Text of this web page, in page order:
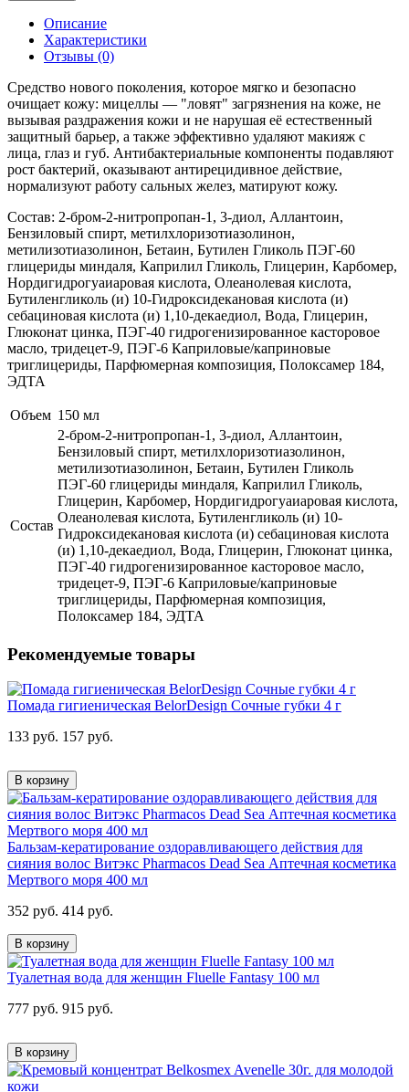
Описание
Характеристики
Отзывы (0)
Средство нового поколения, которое мягко и безопасно
очищает кожу: мицеллы — "ловят" загрязнения на коже, не
вызывая раздражения кожи и не нарушая её естественный
защитный барьер, а также эффективно удаляют макияж с
лица, глаз и губ. Антибактериальные компоненты подавляют
рост бактерий, оказывают антирецидивное действие,
нормализуют работу сальных желез, матируют кожу.
Состав: 2-бром-2-нитропропан-1, 3-диол, Аллантоин,
Бензиловый спирт, метилхлоризотиазолинон,
метилизотиазолинон, Бетаин, Бутилен Гликоль ПЭГ-60
глицериды миндаля, Каприлил Гликоль, Глицерин, Карбомер,
Нордигидрогуаиаровая кислота, Олеанолевая кислота,
Бутиленгликоль (и) 10-Гидроксидекановая кислота (и)
себациновая кислота (и) 1,10-декаедиол, Вода, Глицерин,
Глюконат цинка, ПЭГ-40 гидрогенизированное касторовое
масло, тридецет-9, ПЭГ-6 Каприловые/каприновые
триглицериды, Парфюмерная композиция, Полоксамер 184,
ЭДТА
Объем 150 мл
Состав
2-бром-2-нитропропан-1, 3-диол, Аллантоин,
Бензиловый спирт, метилхлоризотиазолинон,
метилизотиазолинон, Бетаин, Бутилен Гликоль
ПЭГ-60 глицериды миндаля, Каприлил Гликоль,
Глицерин, Карбомер, Нордигидрогуаиаровая кислота,
Олеанолевая кислота, Бутиленгликоль (и) 10-
Гидроксидекановая кислота (и) себациновая кислота
(и) 1,10-декаедиол, Вода, Глицерин, Глюконат цинка,
ПЭГ-40 гидрогенизированное касторовое масло,
тридецет-9, ПЭГ-6 Каприловые/каприновые
триглицериды, Парфюмерная композиция,
Полоксамер 184, ЭДТА
Рекомендуемые товары
Помада гигиеническая BelorDesign Сочные губки 4 г
133 руб. 157 руб.
В корзину
Бальзам-кератирование оздоравливающего действия для
сияния волос Витэкс Pharmacos Dead Sea Аптечная косметика
Мертвого моря 400 мл
352 руб. 414 руб.
В корзину
Туалетная вода для женщин Fluelle Fantasy 100 мл
777 руб. 915 руб.
В корзину